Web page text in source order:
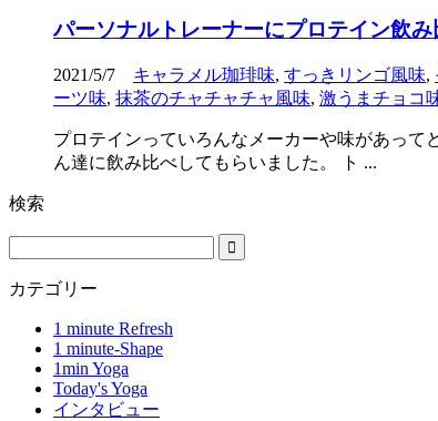
パーソナルトレーナーにプロテイン飲
2021/5/7 キャラメル珈琲味, すっきリンゴ風味,
ーツ味, 抹茶のチャチャチャ風味, 激うまチョコ
プロテインっていろんなメーカーや味があって
ん達に飲み比べしてもらいました。 ト ...
検索
カテゴリー
1 minute Refresh
1 minute-Shape
1min Yoga
Today's Yoga
インタビュー